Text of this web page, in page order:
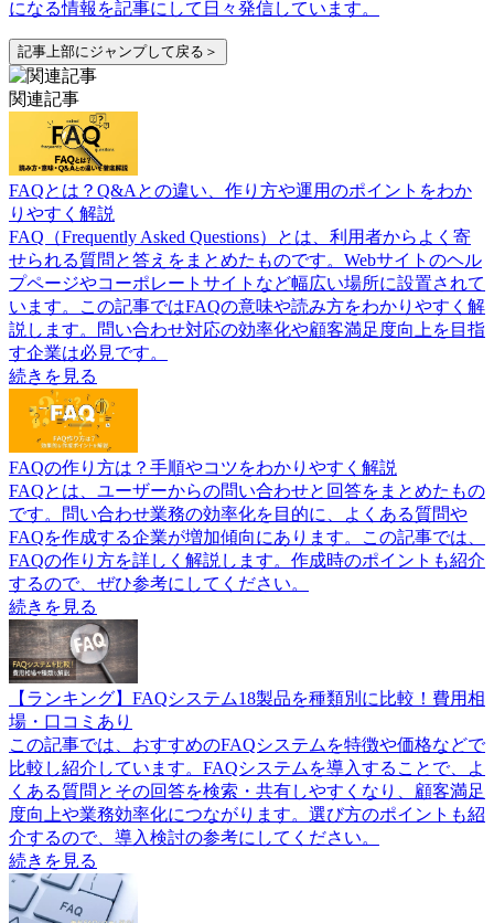
になる情報を記事にして日々発信しています。
記事上部にジャンプして戻る＞
関連記事
FAQとは？Q&Aとの違い、作り方や運用のポイントをわか
りやすく解説
FAQ（Frequently Asked Questions）とは、利用者からよく寄
せられる質問と答えをまとめたものです。Webサイトのヘル
プページやコーポレートサイトなど幅広い場所に設置されて
います。この記事ではFAQの意味や読み方をわかりやすく解
説します。問い合わせ対応の効率化や顧客満足度向上を目指
す企業は必見です。
続きを見る
FAQの作り方は？手順やコツをわかりやすく解説
FAQとは、ユーザーからの問い合わせと回答をまとめたもの
です。問い合わせ業務の効率化を目的に、よくある質問や
FAQを作成する企業が増加傾向にあります。この記事では、
FAQの作り方を詳しく解説します。作成時のポイントも紹介
するので、ぜひ参考にしてください。
続きを見る
【ランキング】FAQシステム18製品を種類別に比較！費用相
場・口コミあり
この記事では、おすすめのFAQシステムを特徴や価格などで
比較し紹介しています。FAQシステムを導入することで、よ
くある質問とその回答を検索・共有しやすくなり、顧客満足
度向上や業務効率化につながります。選び方のポイントも紹
介するので、導入検討の参考にしてください。
続きを見る